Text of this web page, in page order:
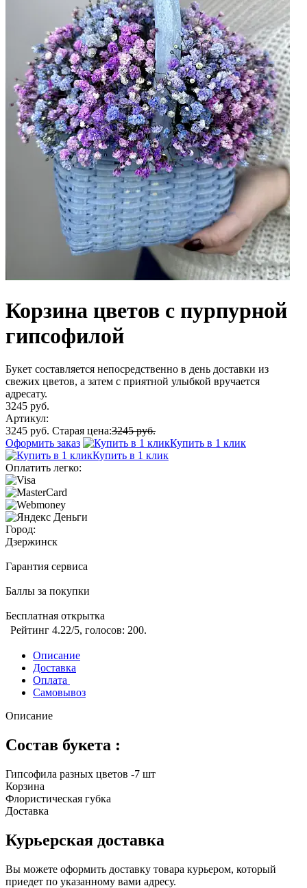
Корзина цветов с пурпурной
гипсофилой
Букет составляется непосредственно в день доставки из
свежих цветов, а затем с приятной улыбкой вручается
адресату.
3245 руб.
Артикул:
3245 руб. Старая цена:3245 руб.
Оформить заказ
Купить в 1 клик
Купить в 1 клик
Оплатить легко:
Город:
Дзержинск
Гарантия сервиса
Баллы за покупки
Бесплатная открытка
Рейтинг 4.22/5, голосов: 200.
Описание
Доставка
Оплата
Самовывоз
Описание
Состав букета :
Гипсофила разных цветов -7 шт
Корзина
Флористическая губка
Доставка
Курьерская доставка
Вы можете оформить доставку товара курьером, который
приедет по указанному вами адресу.